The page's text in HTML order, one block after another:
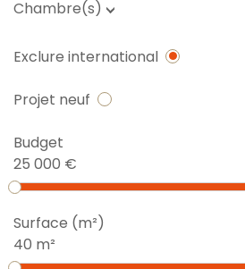
Chambre(s)
Exclure international
Projet neuf
Budget
25 000 €
Surface (m²)
40 m²